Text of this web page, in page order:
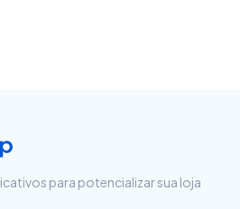
para potencializar sua loja